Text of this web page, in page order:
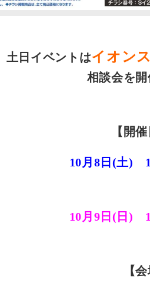
土日イベントはイオン
相談会を開
【開
10月8日(土)
10月9日(日)
【